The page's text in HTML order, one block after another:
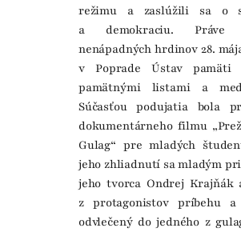
režimu a zaslúžili sa o
a demokraciu. Práve
nenápadných hrdinov 28.
v Poprade Ústav pamäti
pamätnými listami a
Súčasťou podujatia bola
dokumentárneho filmu
Gulag“ pre mladých
jeho zhliadnutí sa mladým
jeho tvorca Ondrej Krajňák
z protagonistov príbehu a
odvlečený do jedného z